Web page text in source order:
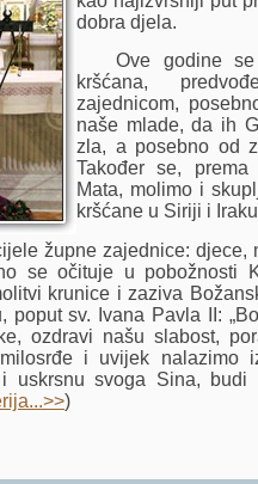
dobra djela.
Ove godine se
kršćana,
zajednicom,
naše mlade, da ih
zla, a posebno od
Također se,
Mata, molimo i
kršćane u Siriji i
župne zajednice: djece,
se očituje u pobožnosti
krunice i zaziva
poput sv. Ivana Pavla II:
ozdravi našu slabost,
i uvijek nalazimo
uskrsnu svoga Sina, budi
)